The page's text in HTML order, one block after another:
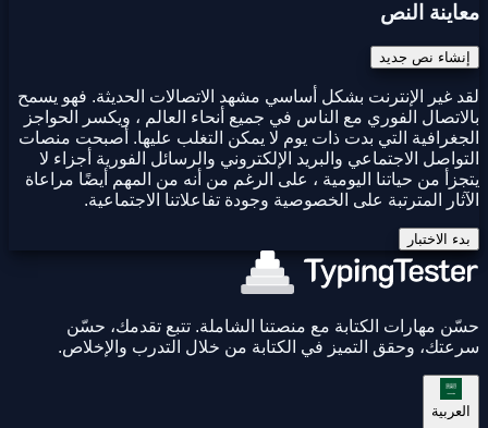
معاينة النص
إنشاء نص جديد
لقد غير الإنترنت بشكل أساسي مشهد الاتصالات الحديثة. فهو يسمح
بالاتصال الفوري مع الناس في جميع أنحاء العالم ، ويكسر الحواجز
الجغرافية التي بدت ذات يوم لا يمكن التغلب عليها. أصبحت منصات
التواصل الاجتماعي والبريد الإلكتروني والرسائل الفورية أجزاء لا
يتجزأ من حياتنا اليومية ، على الرغم من أنه من المهم أيضًا مراعاة
الآثار المترتبة على الخصوصية وجودة تفاعلاتنا الاجتماعية.
بدء الاختبار
حسّن مهارات الكتابة مع منصتنا الشاملة. تتبع تقدمك، حسّن
سرعتك، وحقق التميز في الكتابة من خلال التدرب والإخلاص.
العربية